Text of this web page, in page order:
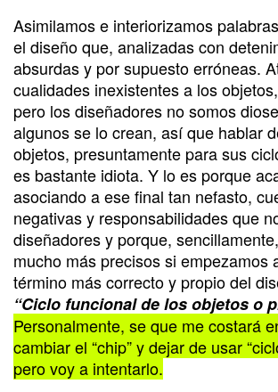
Asimilamos e interiorizamos
el diseño que, analizadas con
absurdas y por supuesto erróneas.
cualidades inexistentes a los
pero los diseñadores no somos
algunos se lo crean, así que hablar
objetos, presuntamente para sus
es bastante idiota. Y lo es porque
asociando a ese final tan nefasto,
negativas y responsabilidades que
diseñadores y porque,
mucho más precisos si empezamos
término más correcto y propio del
“Ciclo funcional de los objetos o
Personalmente, se que me costará
cambiar el “chip” y dejar de usar
pero voy a intentarlo.